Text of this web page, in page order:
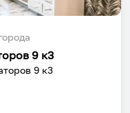
9 к3
9 к3